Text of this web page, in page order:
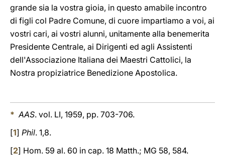
grande sia la vostra gioia, in questo amabile incontro
di figli col Padre Comune, di cuore impartiamo a voi, ai
vostri cari, ai vostri alunni, unitamente alla benemerita
Presidente Centrale, ai Dirigenti ed agli Assistenti
dell'Associazione Italiana dei Maestri Cattolici, la
Nostra propiziatrice Benedizione Apostolica.
* AAS. vol. LI, 1959, pp. 703-706.
[1] Phil. 1,8.
[2] Hom. 59 al. 60 in cap. 18 Matth.; MG 58, 584.